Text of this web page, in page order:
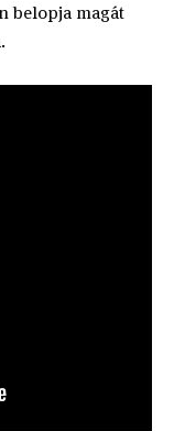
belopja magát